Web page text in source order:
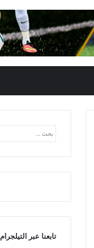
تابعنا عبر التيلجرام